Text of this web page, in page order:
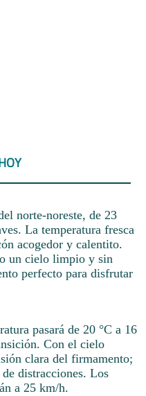
norte-noreste, de 23
La temperatura fresca
acogedor y calentito.
un cielo limpio y sin
perfecto para disfrutar
pasará de 20 °C a 16
Con el cielo
clara del firmamento;
distracciones. Los
a 25 km/h.